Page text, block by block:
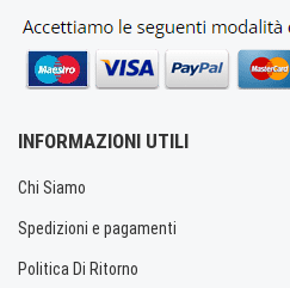
INFORMAZIONI UTILI
Chi Siamo
Spedizioni e pagamenti
Politica Di Ritorno